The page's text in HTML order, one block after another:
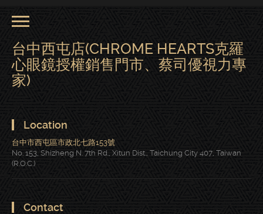
台中西屯店(CHROME HEARTS克羅
心眼鏡授權銷售門市、蔡司優視力專
家)
Location
台中市西屯區市政北七路153號
No. 153, Shizheng N. 7th Rd., Xitun Dist., Taichung City 407, Taiwan
(R.O.C.)
Contact